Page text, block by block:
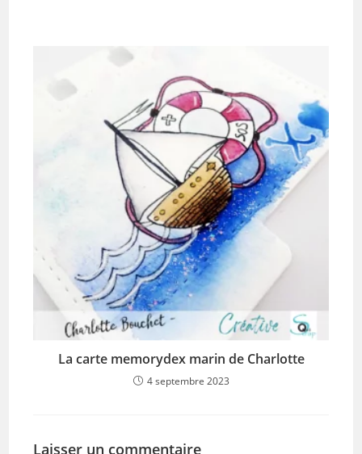
La carte memorydex marin de Charlotte
4 septembre 2023
Laisser un commentaire